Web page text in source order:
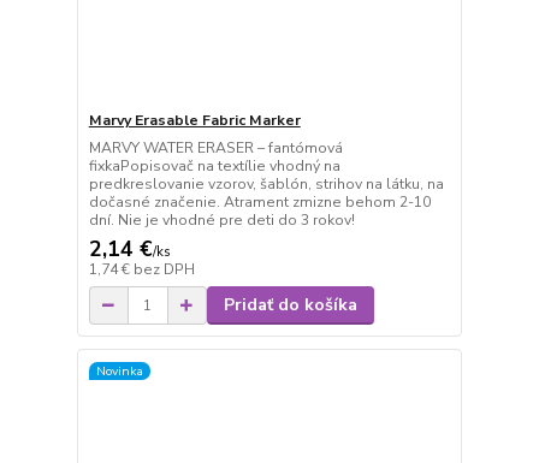
Marvy Erasable Fabric Marker
MARVY WATER ERASER – fantómová
fixkaPopisovač na textílie vhodný na
predkreslovanie vzorov, šablón, strihov na látku, na
dočasné značenie. Atrament zmizne behom 2-10
dní. Nie je vhodné pre deti do 3 rokov!
2,14 €/ks
1,74 € bez DPH
Pridať do košíka
Novinka